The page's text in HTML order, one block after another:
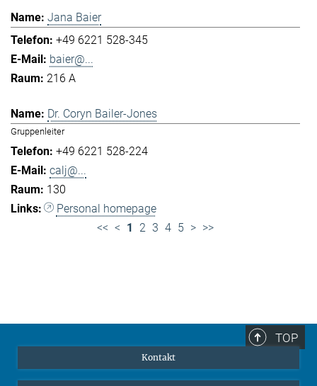
Jana Baier
+49 6221 528-345
baier@...
216 A
Dr. Coryn Bailer-Jones
Gruppenleiter
+49 6221 528-224
calj@...
130
Personal homepage
<< < 1 2 3 4 5 > >>
TOP
Kontakt